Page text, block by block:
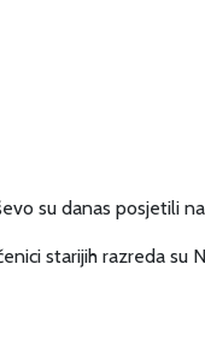
su danas posjetili
starijih razreda su